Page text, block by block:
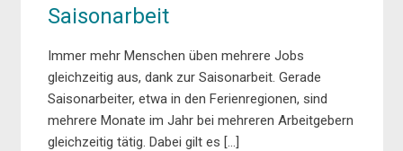
Saisonarbeit
Immer mehr Menschen üben mehrere Jobs
gleichzeitig aus, dank zur Saisonarbeit. Gerade
Saisonarbeiter, etwa in den Ferienregionen, sind
mehrere Monate im Jahr bei mehreren Arbeitgebern
gleichzeitig tätig. Dabei gilt es […]